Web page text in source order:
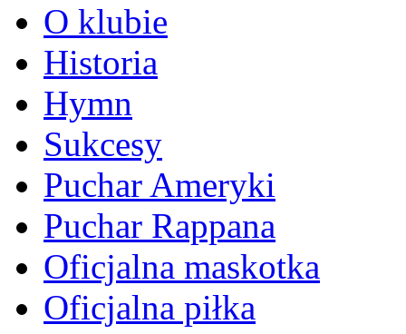
O klubie
Historia
Hymn
Sukcesy
Puchar Ameryki
Puchar Rappana
Oficjalna maskotka
Oficjalna piłka